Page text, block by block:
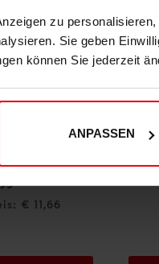
zu
Sie geben
können Sie jederzeit
ANPASSEN
€